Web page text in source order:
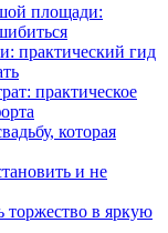
площади:
практический гид
практическое
которая
и не
торжество в яркую